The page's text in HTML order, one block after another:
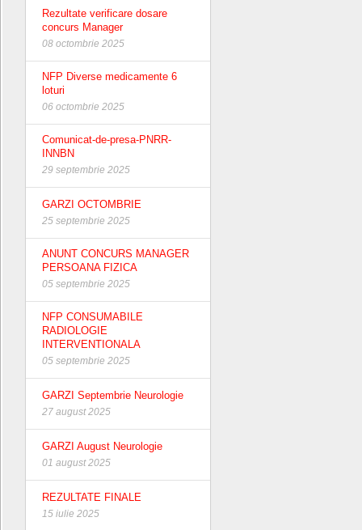
Rezultate verificare dosare
concurs Manager
08 octombrie 2025
NFP Diverse medicamente 6
loturi
06 octombrie 2025
Comunicat-de-presa-PNRR-
INNBN
29 septembrie 2025
GARZI OCTOMBRIE
25 septembrie 2025
ANUNT CONCURS MANAGER
PERSOANA FIZICA
05 septembrie 2025
NFP CONSUMABILE
RADIOLOGIE
INTERVENTIONALA
05 septembrie 2025
GARZI Septembrie Neurologie
27 august 2025
GARZI August Neurologie
01 august 2025
REZULTATE FINALE
15 iulie 2025